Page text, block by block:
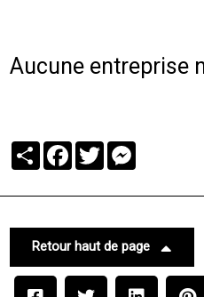
Aucune entreprise
PartagerFacebook
Twitter
Retour haut de page